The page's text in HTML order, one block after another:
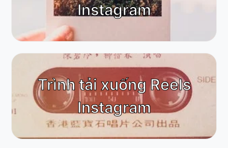
Instagram
Trình tải xuống Reels
Instagram